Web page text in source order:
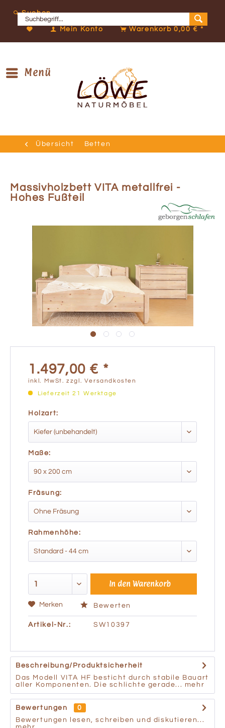
Suchen
Mein Konto Warenkorb0,00 € *
Menü
Übersicht Betten
Massivholzbett VITA metallfrei -
Hohes Fußteil
1.497,00 € *
inkl. MwSt.zzgl. Versandkosten
Lieferzeit 21 Werktage
Holzart:
Maße:
Fräsung:
Rahmenhöhe:
In den Warenkorb
Merken Bewerten
Artikel-Nr.: SW10397
Beschreibung/Produktsicherheit
Das Modell VITA HF besticht durch stabile Bauart
aller Komponenten. Die schlichte gerade... mehr
Bewertungen
0
Bewertungen lesen, schreiben und diskutieren...